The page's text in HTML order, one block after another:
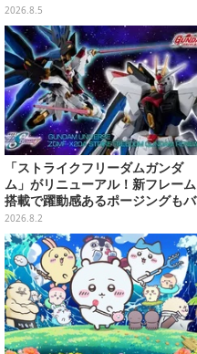
ラー」全8種が全国アミューズメ
ント施設にて展開
2026.8.5
「ストライクフリーダムガンダ
ム」がリニューアル！新フレーム
搭載で躍動感あるポージングもバ
ッチリ
2026.8.2